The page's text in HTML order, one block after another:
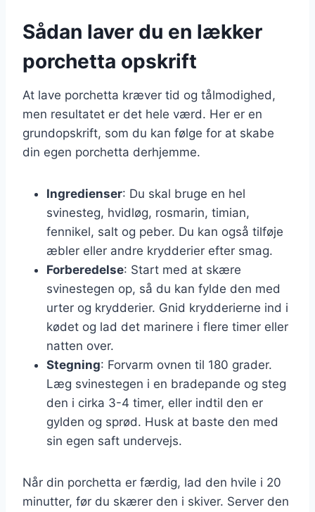
Sådan laver du en lækker
porchetta opskrift
At lave porchetta kræver tid og tålmodighed,
men resultatet er det hele værd. Her er en
grundopskrift, som du kan følge for at skabe
din egen porchetta derhjemme.
Ingredienser: Du skal bruge en hel
svinesteg, hvidløg, rosmarin, timian,
fennikel, salt og peber. Du kan også tilføje
æbler eller andre krydderier efter smag.
Forberedelse: Start med at skære
svinestegen op, så du kan fylde den med
urter og krydderier. Gnid krydderierne ind i
kødet og lad det marinere i flere timer eller
natten over.
Stegning: Forvarm ovnen til 180 grader.
Læg svinestegen i en bradepande og steg
den i cirka 3-4 timer, eller indtil den er
gylden og sprød. Husk at baste den med
sin egen saft undervejs.
Når din porchetta er færdig, lad den hvile i 20
minutter, før du skærer den i skiver. Server den